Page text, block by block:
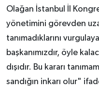
Olağan İstanbul İl
yönetimini görevden
tanımadıklarını
başkanımızdır, öyle
dışıdır. Bu kararı
sandığın inkarı olur"